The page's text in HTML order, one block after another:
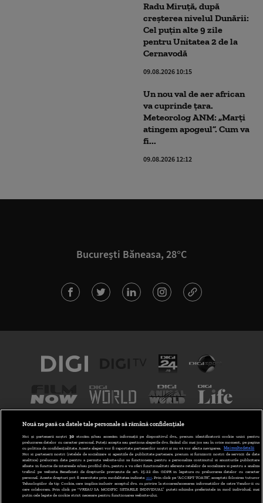
Radu Miruță, după
creșterea nivelul Dunării:
Cel puțin alte 9 zile
pentru Unitatea 2 de la
Cernavodă
09.08.2026 10:15
Un nou val de aer african
va cuprinde țara.
Meteorolog ANM: „Marți
atingem apogeul”. Cum va
fi...
09.08.2026 12:12
București Băneasa, 28°C
TERMENE ȘI CONDIȚII POLITICA DE CONFIDENȚIALITATE
Nouă ne pasă ca datele tale personale să rămână confidențiale
Noi și partenerii noștri 30stocăm și/sau accesăm informații pe dispozitivul dvs., precum identificatorii cookie unici pentru
prelucrarea datelor cu caracter personal. Puteți accepta sau gestiona alegerile dvs. făcând clic mai jos sau în orice moment, pe pagina
cu politica de confidențialitate. Aceste alegeri vor fi raportate partenerilor noștri și nu vă vor afecta navigarea.
Mai multe detalii
Noi si partenerii nostri (retelele de socializare si agentiile de publicitate partenere, precum si furnizorii nostri de servicii de date
analitice) prelucram date pentru a permite website-ului sa functioneze, pentru a personaliza continutul si anunturile publicitare
afisate in functie de interesele si/sau profilul dvs., pentru a va oferi functionalitati aferente retelelor de socializare si pentru a analiza
traficul pe website. Beneficiati de drepturile prevazute de art. 15-22 din GDPR in legatura cu prelucrarea datelor cu caracter
personal. Aceste drepturi pot fi exercitate prin modalitatea indicata aici. Prin click pe “ACCEPT TOATE”, acceptati folosirea tuturor
Tehnologiilor de tip Cookie, care implica inclusiv acceptul dvs. cu privire la stocarea/accesarea informatiilor de catre Vendor-ii cu
care colaboram. Prin click pe “VREAU SA MODIFIC SETARILE INDIVIDUAL” puteti schimba preferintele in mod individual, mai
putin cele legate de cookie strict necesare pentru functionarea website-ului.